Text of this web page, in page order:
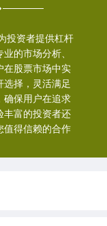
投资者提供杠杆
的市场分析、
在股票市场中实
择，灵活满足
确保用户在追求
丰富的投资者还
值得信赖的合作